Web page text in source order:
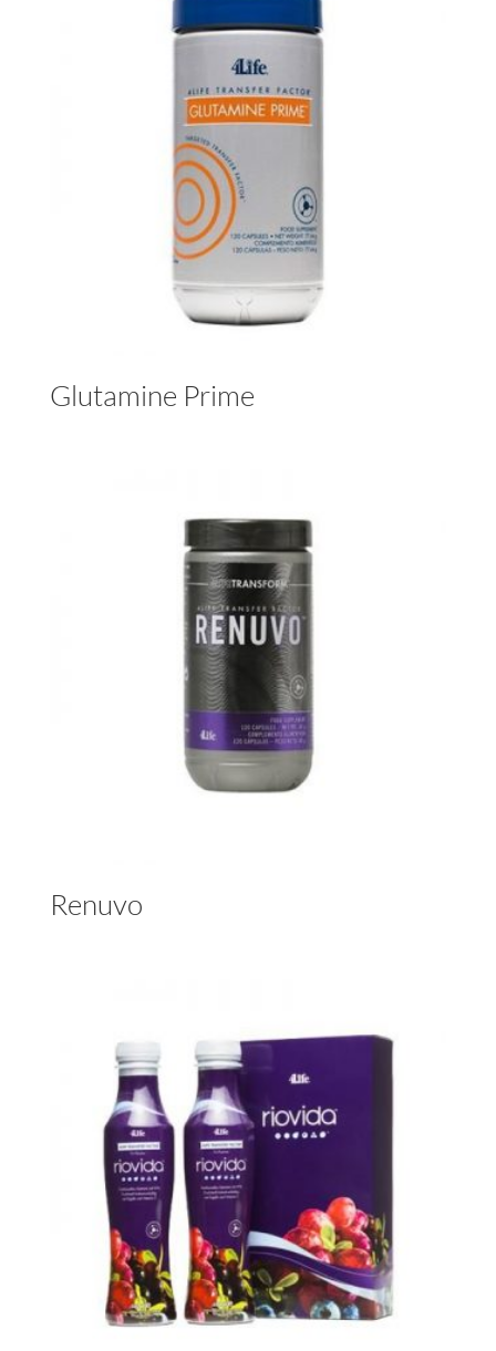
Glutamine Prime
Renuvo